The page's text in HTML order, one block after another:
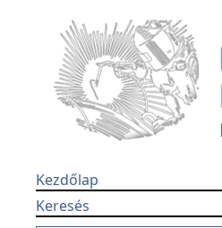
Kezdőlap
Keresés